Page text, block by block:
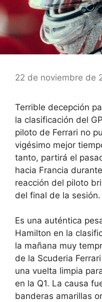
22 de noviembre de
Terrible decepción
la clasificación del
piloto de Ferrari no
vigésimo mejor
tanto, partirá el
hacia Francia
reacción del piloto
del final de la sesión.
Es una auténtica
Hamilton en la
la mañana muy
de la Scuderia
una vuelta limpia
en la Q1. La causa
banderas amarillas